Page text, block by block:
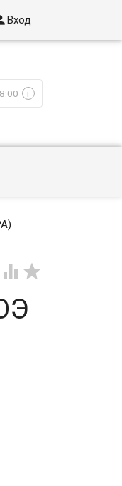
Вход
i
 